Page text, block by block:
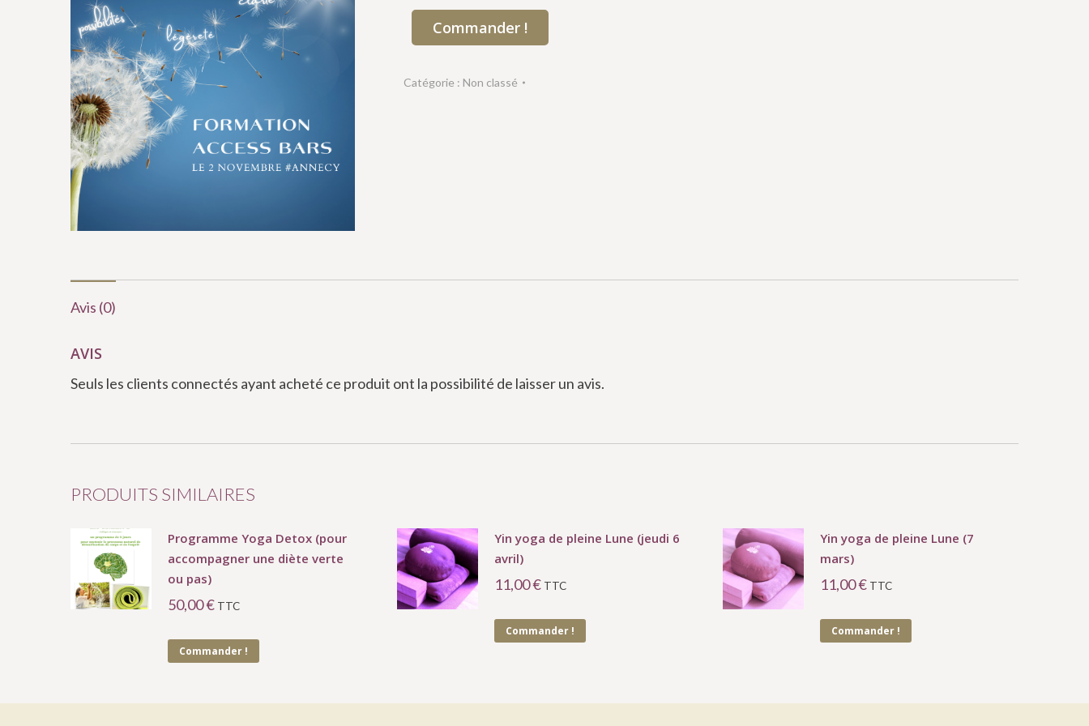
Commander !
Catégorie : Non classé
Avis (0)
AVIS
Seuls les clients connectés ayant acheté ce produit ont la possibilité de laisser un avis.
PRODUITS SIMILAIRES
Programme Yoga Detox (pour
accompagner une diète verte
ou pas)
50,00€ TTC
Commander !
Yin yoga de pleine Lune (jeudi 6
avril)
11,00€ TTC
Commander !
Yin yoga de pleine Lune (7
mars)
11,00€ TTC
Commander !